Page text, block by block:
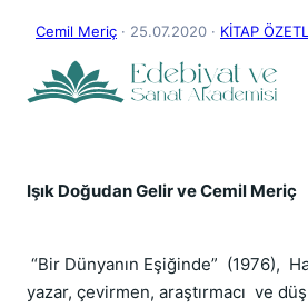
Cemil Meriç · 25.07.2020 · KİTAP
Işık Doğudan Gelir ve Cemil Meriç
“Bir Dünyanın Eşiğinde” (1976),
yazar, çevirmen, araştırmacı ve